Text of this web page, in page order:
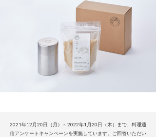
2021年12月20日（月）～2022年1月20日（木）まで、料理通
信アンケートキャンペーンを実施しています。ご回答いただい